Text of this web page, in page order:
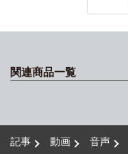
関連商品一覧
記事 動画 音声